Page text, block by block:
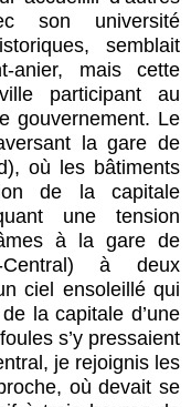
son université
semblait
anier, mais cette
participant au
gouvernement. Le
la gare de
où les bâtiments
de la capitale
une tension
à la gare de
Central) à deux
ciel ensoleillé qui
la capitale d’une
s’y pressaient.
je rejoignis les
où devait se